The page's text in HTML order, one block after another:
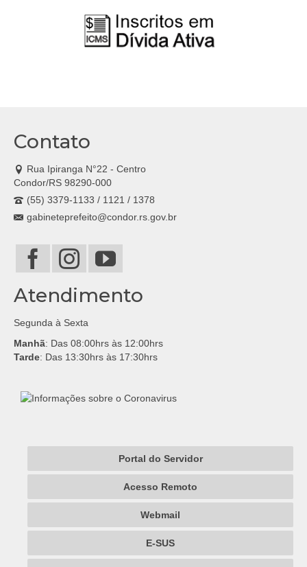
Contato
Rua Ipiranga N°22 - Centro
Condor/RS 98290-000
(55) 3379-1133 / 1121 / 1378
gabineteprefeito@condor.rs.gov.br
Atendimento
Segunda à Sexta
Manhã: Das 08:00hrs às 12:00hrs
Tarde: Das 13:30hrs às 17:30hrs
Portal do Servidor
Acesso Remoto
Webmail
E-SUS